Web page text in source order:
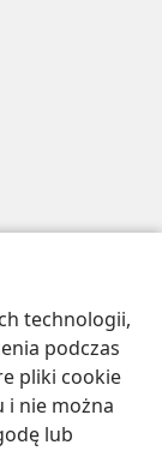
technologii,
podczas
pliki cookie
i nie można
lub